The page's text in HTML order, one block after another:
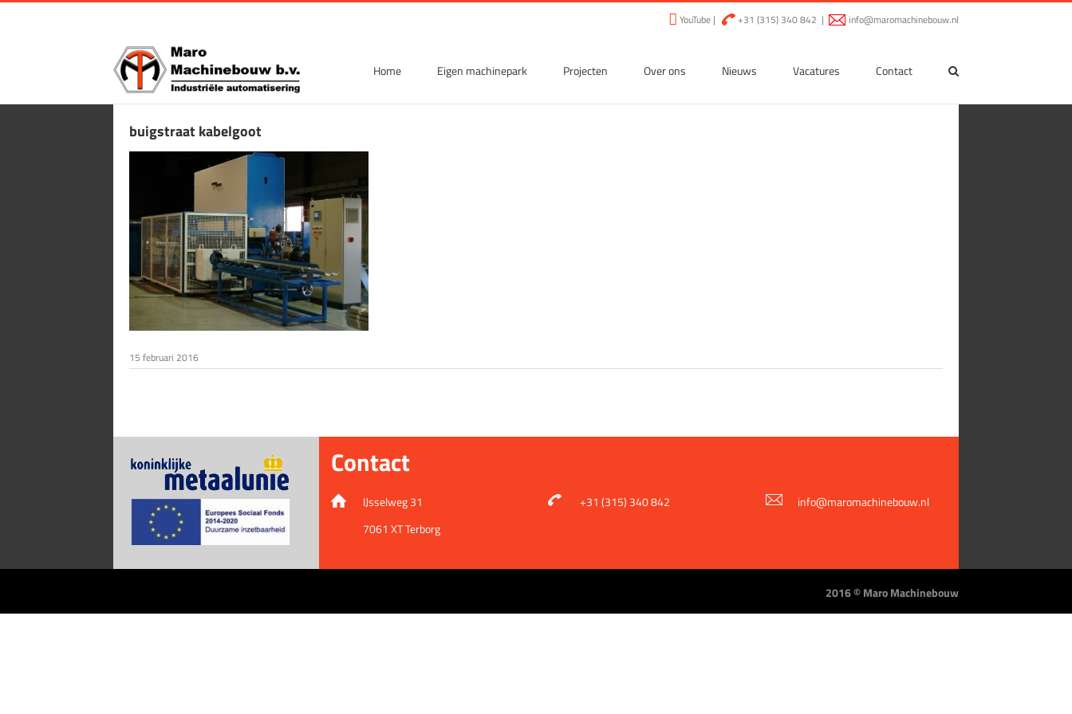
Ga
YouTube | +31 (315) 340 842 | info@maromachinebouw.nl
Home Eigen machinepark Projecten Over ons Nieuws Vacatures Contact
buigstraat kabelgoot
15 februari 2016
Contact
IJsselweg 31
7061 XT Terborg
+31 (315) 340 842 info@maromachinebouw.nl
2016 © Maro Machinebouw